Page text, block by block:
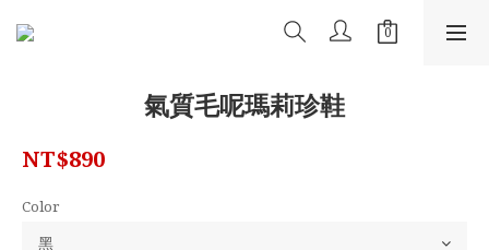
氣質毛呢瑪莉珍鞋
NT$890
Color